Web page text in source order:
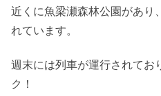
近くに魚梁瀬森林公園があり
れています。
週末には列車が運行されてお
ク！